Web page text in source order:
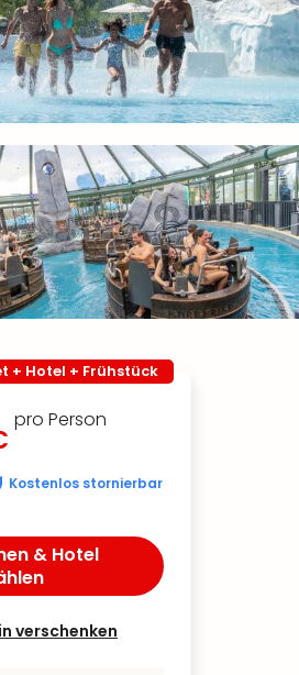
+ Hotel + Frühstück
pro Person
Kostenlos stornierbar
& Hotel
verschenken